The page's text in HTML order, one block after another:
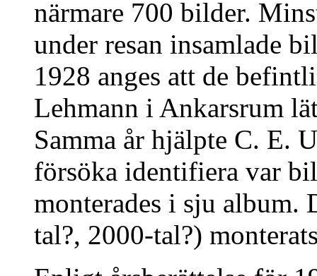
närmare 700 bilder.
under resan insamlade
1928 anges att de
Lehmann i Ankarsrum
Samma år hjälpte C. E.
försöka identifiera var
monterades i sju album.
tal?, 2000-tal?)